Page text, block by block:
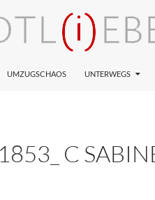
UMZUGSCHAOS UNTERWEGS
C